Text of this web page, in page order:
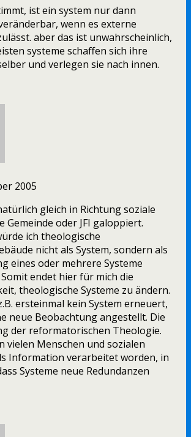
ist ein system nur dann
wenn es externe
aber das ist unwahrscheinlich,
systeme schaffen sich ihre
und verlegen sie nach innen.
2005
gleich in Richtung soziale
Gemeinde oder JFI galoppiert.
ich theologische
nicht als System, sondern als
eines oder mehrere Systeme
endet hier für mich die
theologische Systeme zu ändern.
ersteinmal kein System erneuert,
neue Beobachtung angestellt. Die
der reformatorischen Theologie.
vielen Menschen und sozialen
Information verarbeitet worden, in
Systeme neue Redundanzen